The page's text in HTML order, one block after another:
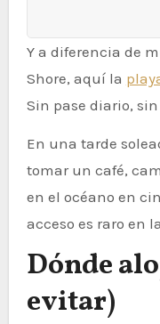
Y a diferencia de
Shore, aquí la
Sin pase diario,
En una tarde
tomar un café,
en el océano en
acceso es raro en
Dónde
evitar)